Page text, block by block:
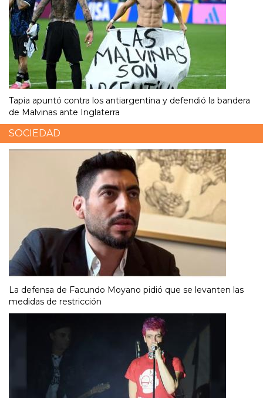
Tapia apuntó contra los antiargentina y defendió la bandera
de Malvinas ante Inglaterra
SOCIEDAD
La defensa de Facundo Moyano pidió que se levanten las
medidas de restricción